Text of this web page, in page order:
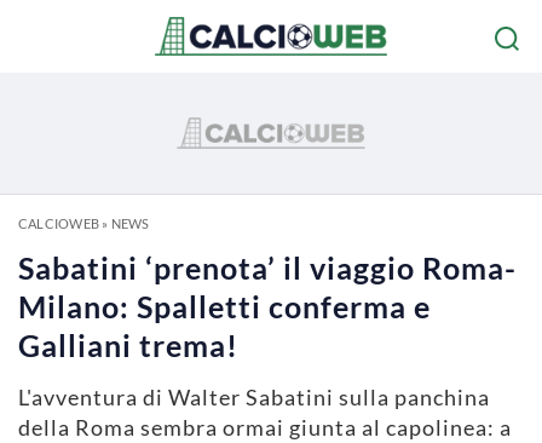
CALCIOWEB» NEWS
Sabatini ‘prenota’ il viaggio Roma-
Milano: Spalletti conferma e
Galliani trema!
L'avventura di Walter Sabatini sulla panchina
della Roma sembra ormai giunta al capolinea: a